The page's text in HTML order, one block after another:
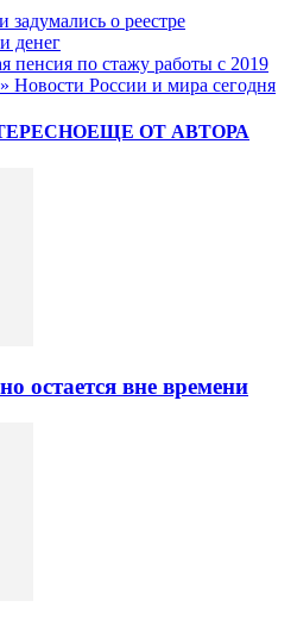
задумались о реестре
денег
пенсия по стажу работы с 2019
Новости России и мира сегодня
ЕЩЕ ОТ АВТОРА
остается вне времени